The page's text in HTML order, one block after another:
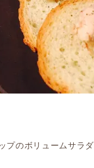
プのボリュームサラダ